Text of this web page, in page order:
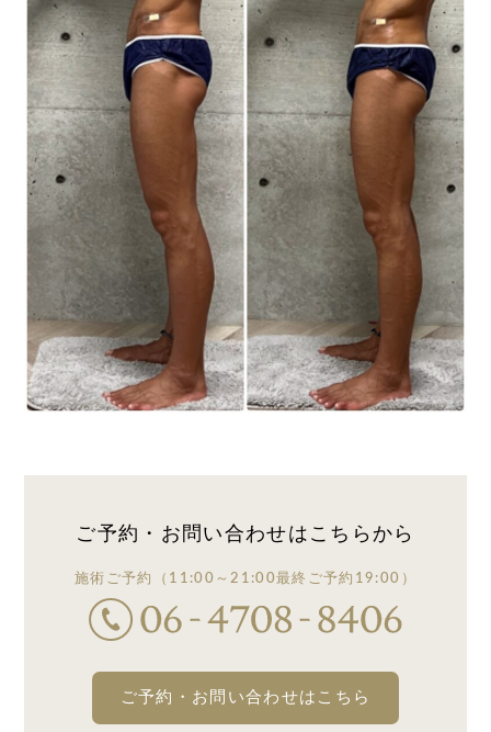
ご予約・お問い合わせはこちらから
施術ご予約 （11:00～21:00最終ご予約19:00）
ご予約・お問い合わせはこちら